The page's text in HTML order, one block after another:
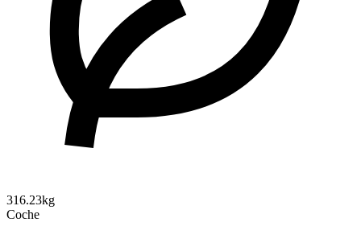
316.23kg
Coche